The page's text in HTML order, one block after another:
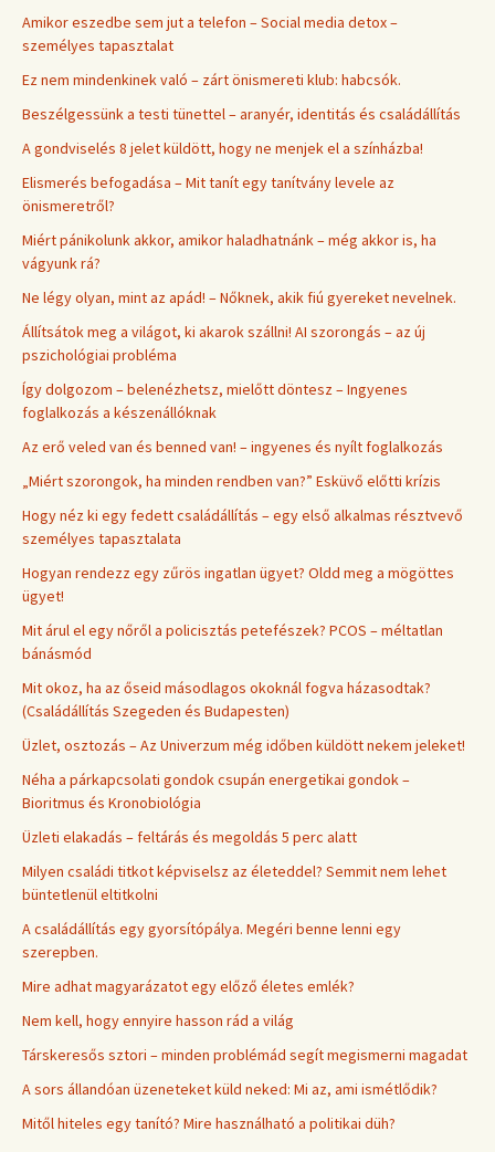
Amikor eszedbe sem jut a telefon – Social media detox –
személyes tapasztalat
Ez nem mindenkinek való – zárt önismereti klub: habcsók.
Beszélgessünk a testi tünettel – aranyér, identitás és családállítás
A gondviselés 8 jelet küldött, hogy ne menjek el a színházba!
Elismerés befogadása – Mit tanít egy tanítvány levele az
önismeretről?
Miért pánikolunk akkor, amikor haladhatnánk – még akkor is, ha
vágyunk rá?
Ne légy olyan, mint az apád! – Nőknek, akik fiú gyereket nevelnek.
Állítsátok meg a világot, ki akarok szállni! AI szorongás – az új
pszichológiai probléma
Így dolgozom – belenézhetsz, mielőtt döntesz – Ingyenes
foglalkozás a készenállóknak
Az erő veled van és benned van! – ingyenes és nyílt foglalkozás
„Miért szorongok, ha minden rendben van?” Esküvő előtti krízis
Hogy néz ki egy fedett családállítás – egy első alkalmas résztvevő
személyes tapasztalata
Hogyan rendezz egy zűrös ingatlan ügyet? Oldd meg a mögöttes
ügyet!
Mit árul el egy nőről a policisztás petefészek? PCOS – méltatlan
bánásmód
Mit okoz, ha az őseid másodlagos okoknál fogva házasodtak?
(Családállítás Szegeden és Budapesten)
Üzlet, osztozás – Az Univerzum még időben küldött nekem jeleket!
Néha a párkapcsolati gondok csupán energetikai gondok –
Bioritmus és Kronobiológia
Üzleti elakadás – feltárás és megoldás 5 perc alatt
Milyen családi titkot képviselsz az életeddel? Semmit nem lehet
büntetlenül eltitkolni
A családállítás egy gyorsítópálya. Megéri benne lenni egy
szerepben.
Mire adhat magyarázatot egy előző életes emlék?
Nem kell, hogy ennyire hasson rád a világ
Társkeresős sztori – minden problémád segít megismerni magadat
A sors állandóan üzeneteket küld neked: Mi az, ami ismétlődik?
Mitől hiteles egy tanító? Mire használható a politikai düh?